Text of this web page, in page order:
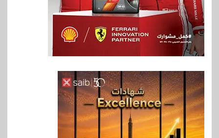
6 اخبار
فيكسد مصر و”حلول” تتشاركان
في تطوير أول منصة للسياحة
الصحية في مصر والشرق الأوسط
وأفريقيا Tour4Cure